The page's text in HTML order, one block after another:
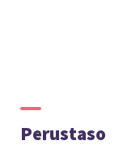
Perustaso